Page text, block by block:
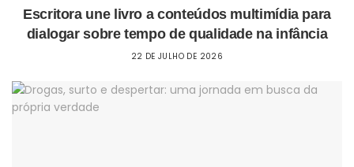
Escritora une livro a conteúdos multimídia para
dialogar sobre tempo de qualidade na infância
22 DE JULHO DE 2026